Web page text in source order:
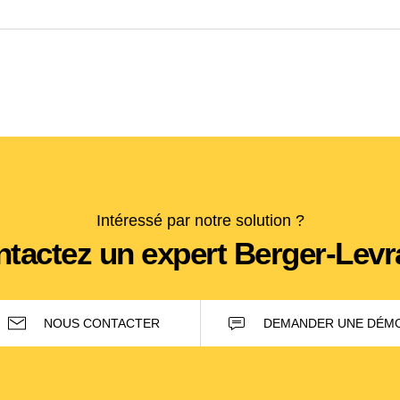
Intéressé par notre solution ?
un expert Berger-
NOUS CONTACTER DEMANDER UNE